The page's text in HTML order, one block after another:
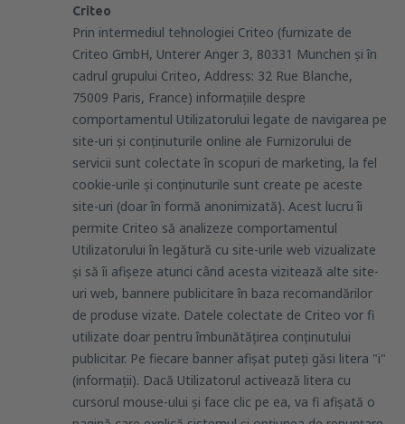
Criteo
Prin intermediul tehnologiei Criteo (furnizate de
Criteo GmbH, Unterer Anger 3, 80331 Munchen și în
cadrul grupului Criteo, Address: 32 Rue Blanche,
75009 Paris, France) informaţiile despre
comportamentul Utilizatorului legate de navigarea pe
site-uri și conținuturile online ale Furnizorului de
servicii sunt colectate în scopuri de marketing, la fel
cookie-urile și conținuturile sunt create pe aceste
site-uri (doar în formă anonimizată). Acest lucru îi
permite Criteo să analizeze comportamentul
Utilizatorului în legătură cu site-urile web vizualizate
și să îi afișeze atunci când acesta vizitează alte site-
uri web, bannere publicitare în baza recomandărilor
de produse vizate. Datele colectate de Criteo vor fi
utilizate doar pentru îmbunătățirea conținutului
publicitar. Pe fiecare banner afișat puteți găsi litera "i"
(informații). Dacă Utilizatorul activează litera cu
cursorul mouse-ului și face clic pe ea, va fi afișată o